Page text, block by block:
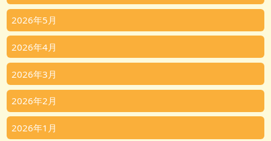
2026年5月
2026年4月
2026年3月
2026年2月
2026年1月